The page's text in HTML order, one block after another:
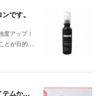
です。
度アップ！
とが目的…
ナプラ「N.」エヌドットの人気アイテムから新提案♪